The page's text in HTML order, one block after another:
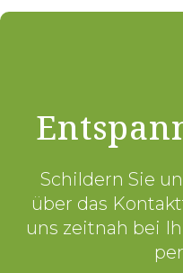
Schildern Sie
über das
uns zeitnah bei